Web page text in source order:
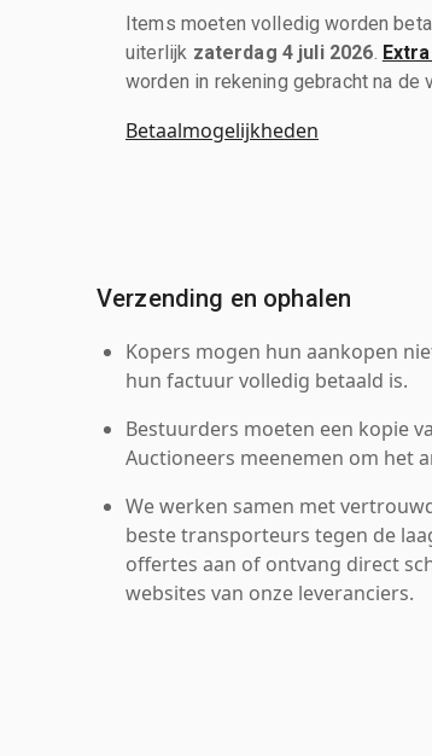
Items moeten volledig worden
uiterlijk zaterdag 4 juli 2026
worden in rekening gebracht na de
Betaalmogelijkheden
Verzending en ophalen
Kopers mogen hun aankopen
hun factuur volledig betaald is.
Bestuurders moeten een kopie
Auctioneers meenemen om het
We werken samen met
beste transporteurs tegen de
offertes aan of ontvang direct
websites van onze leveranciers.